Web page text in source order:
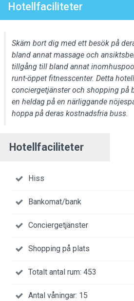
Hotellfaciliteter
Skäm bort dig med ett besök på
bland annat massage och
tillgång till bland annat
runt-öppet fitnesscenter. Detta
conciergetjänster och shopping på
en heldag på en närliggande
hoppa på deras kostnadsfria buss.
Hotellfaciliteter
Hiss
Bankomat/bank
Conciergetjänster
Shopping på plats
Totalt antal rum: 453
Antal våningar: 15